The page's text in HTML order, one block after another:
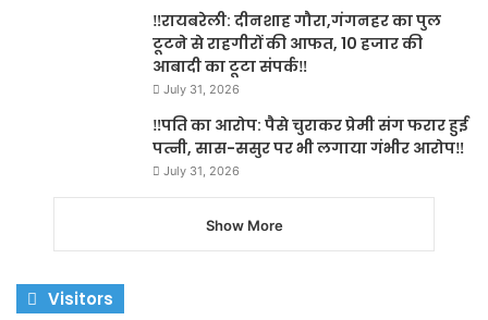
‼️रायबरेली: दीनशाह गौरा,गंगनहर का पुल
टूटने से राहगीरों की आफत, 10 हजार की
आबादी का टूटा संपर्क‼️
July 31, 2026
‼️पति का आरोप: पैसे चुराकर प्रेमी संग फरार हुई
पत्नी, सास-ससुर पर भी लगाया गंभीर आरोप‼️
July 31, 2026
Show More
Visitors